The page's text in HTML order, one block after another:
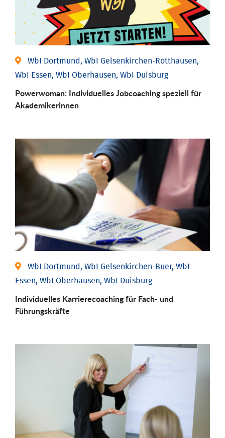
WbI Dortmund, WbI Gelsenkirchen-Rotthausen,
WbI Essen, WbI Oberhausen, WbI Duisburg
Powerwoman: Individu­elles Job­coaching speziell für
Aka­demiker­innen
WbI Dortmund, WbI Gelsenkirchen-Buer, WbI
Essen, WbI Oberhausen, WbI Duisburg
Individu­elles Karrierecoaching für Fach-­ und
Führungs­kräfte